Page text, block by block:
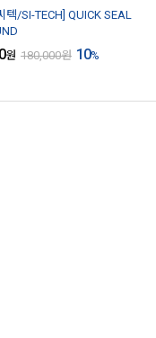
텍/SI-TECH] QUICK SEAL
원 180,000원 10%